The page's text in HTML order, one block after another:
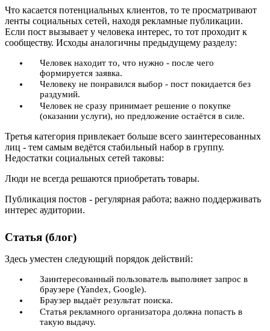
Что касается потенциальных клиентов, то те просматривают
ленты социальных сетей, находя рекламные публикации.
Если пост вызывает у человека интерес, то тот проходит к
сообществу. Исходы аналогичны предыдущему разделу:
Человек находит то, что нужно - после чего
формируется заявка.
Человеку не понравился выбор - пост покидается без
раздумий.
Человек не сразу принимает решение о покупке
(оказании услуги), но предложение остаётся в силе.
Третья категория привлекает больше всего заинтересованных
лиц - тем самым ведётся стабильный набор в группу.
Недостатки социальных сетей таковы:
Люди не всегда решаются приобретать товары.
Публикация постов - регулярная работа; важно поддерживать
интерес аудитории.
Статья (блог)
Здесь уместен следующий порядок действий:
Заинтересованный пользователь выполняет запрос в
браузере (Yandex, Google).
Браузер выдаёт результат поиска.
Статья рекламного организатора должна попасть в
такую выдачу.